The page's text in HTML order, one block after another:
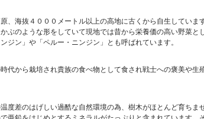
、海抜４０００メートル以上の高地に古くから自生していま
ぶのような形をしていて現地では昔から栄養価の高い野菜と
ジン」や「ペルー・ニンジン」とも呼ばれています。
代から栽培され貴族の食べ物として食され戦士への褒美や生
度差のはげしい過酷な自然環境の為、樹木がほとんど育ちま